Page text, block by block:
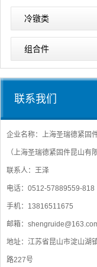
冷镦类
组合件
联系我们
企业名称：上海圣瑞德紧固
（上海圣瑞德紧固件昆山有
联系人：王泽
电话：0512-57889559-818
手机：13816511675
邮箱：
地址：江苏省昆山市淀山湖
路227号